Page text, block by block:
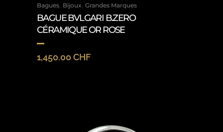
Bagues, Bijoux, Grandes Marques
BAGUE BVLGARI B.ZERO
CÉRAMIQUE OR ROSE
1,450.00 CHF